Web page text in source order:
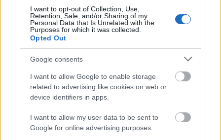
I want to opt-out of Collection, Use,
Retention, Sale, and/or Sharing of my
Personal Data that Is Unrelated with the
Purposes for which it was collected.
Opted Out
Google consents
I want to allow Google to enable storage
related to advertising like cookies on web or
device identifiers in apps.
I want to allow my user data to be sent to
Google for online advertising purposes.
bevándorlás biztonsági kockázataira
figyelmeztetnek a titkosszolgálatok
HÍREK 5 órája
Heaven Street Seven: nézz vissza, és nézd
vissza!
LIFESTYLE 5 órája